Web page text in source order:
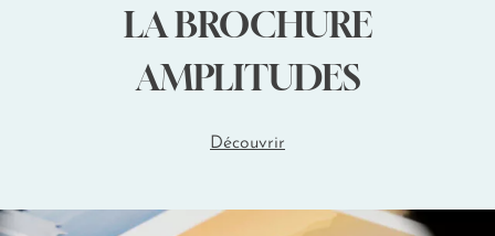
Jeunes enfants (dès 3 ans)
Se baigner sur la plage de Beau Vallon
moments en famille, surtout avec des jeunes
LA BROCHURE
AMPLITUDES
Découvrir